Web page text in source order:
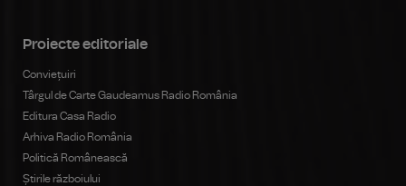
Proiecte editoriale
Conviețuiri
Târgul de Carte Gaudeamus Radio România
Editura Casa Radio
Arhiva Radio România
Politică Românească
Știrile războiului